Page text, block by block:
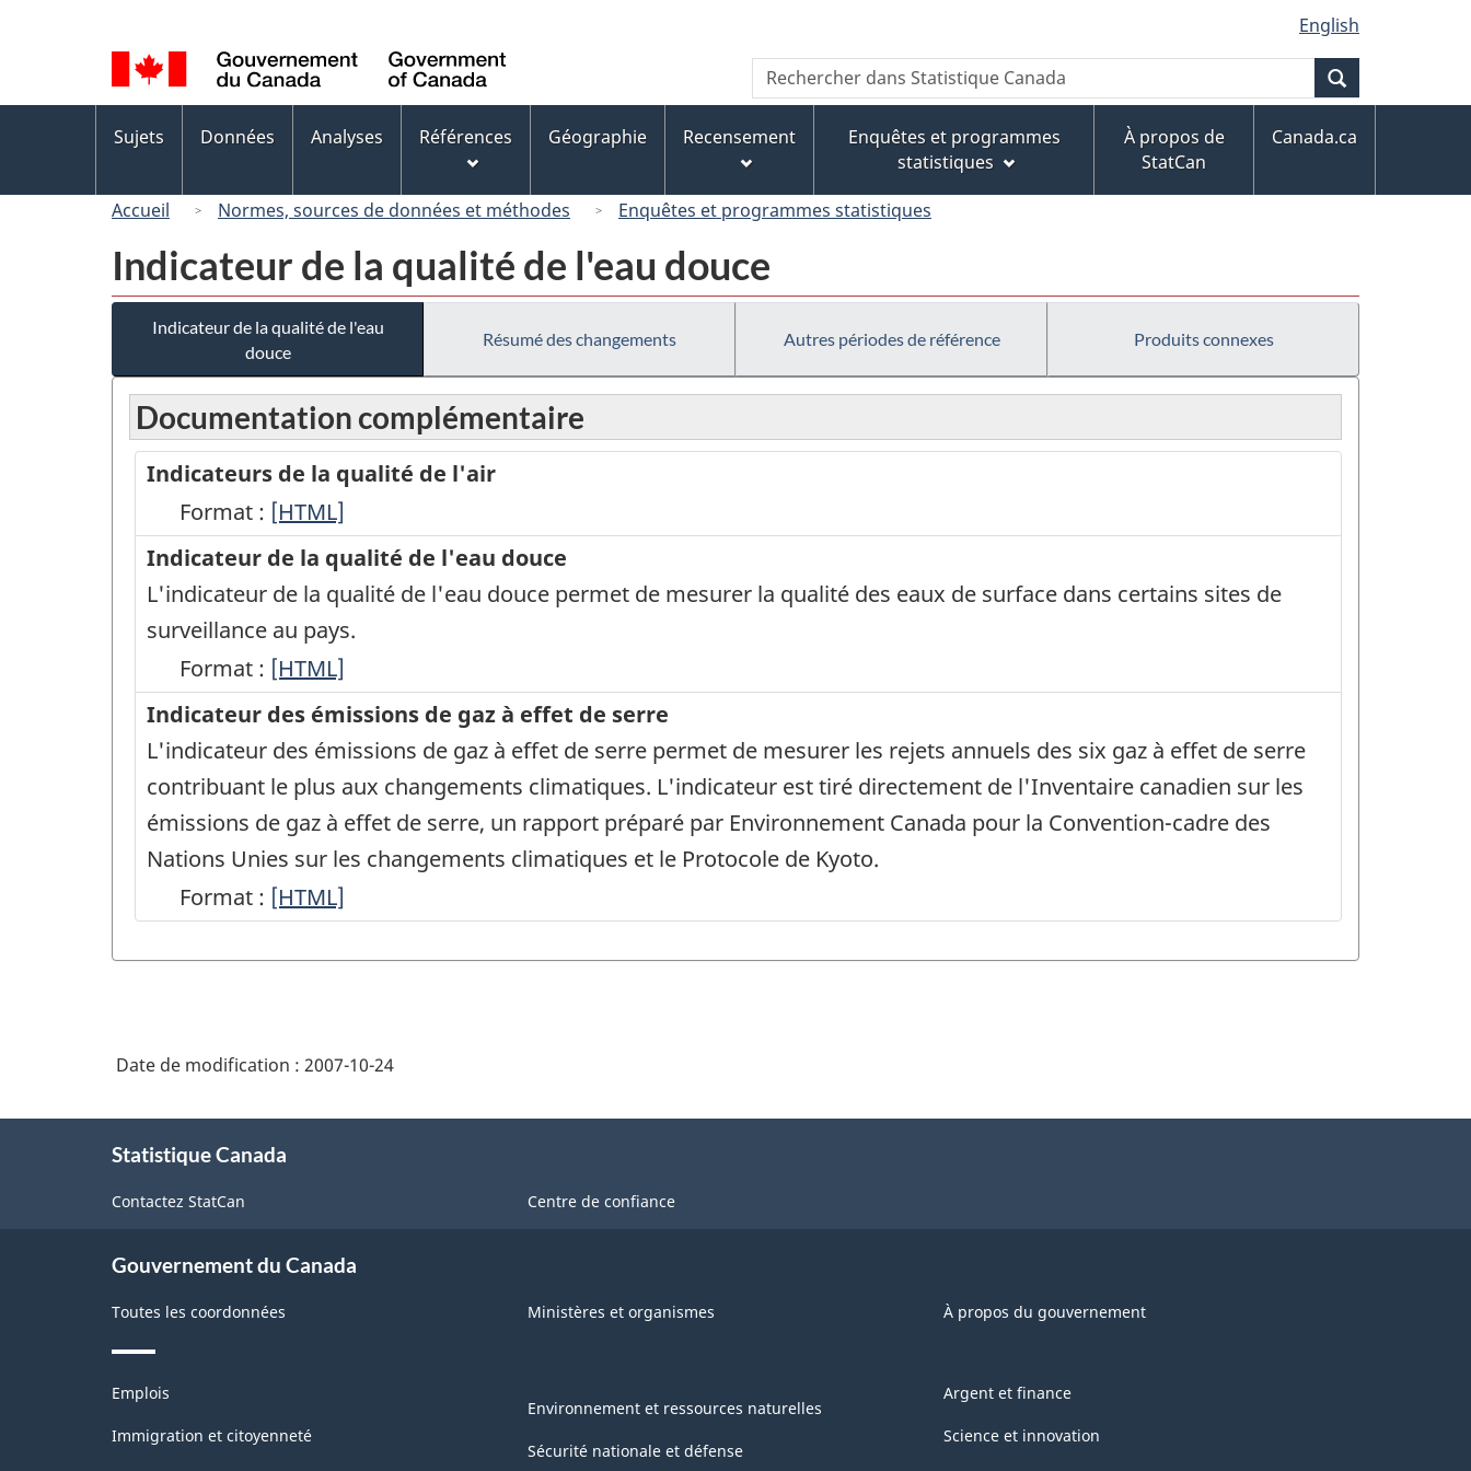
au
contenu
principal
« À
propos
de
ce
version
HTML
simplifiée
de
la
langue
English
Canada
Recherche
Rechercher
dans
Canada
des
Sujets Données Analyses Références Géographie Recensement
Enquêtes et programmes
statistiques
À propos de
StatCan
Canada.ca
Accueil Normes, sources de données et méthodes Enquêtes et programmes statistiques
Indicateur de la qualité de l'eau douce
Indicateur de la qualité de l'eau
douce
Résumé des changements Autres périodes de référence Produits connexes
Documentation complémentaire
Indicateurs de la qualité de l'air
Format : Indicateurs
de
la
qualité
de
l'air
-
HTML
[HTML]
Indicateur de la qualité de l'eau douce
L'indicateur de la qualité de l'eau douce permet de mesurer la qualité des eaux de surface dans certains sites de
surveillance au pays.
Format : Indicateur
de
la
qualité
de
l'eau
douce
-
HTML
[HTML]
Indicateur des émissions de gaz à effet de serre
L'indicateur des émissions de gaz à effet de serre permet de mesurer les rejets annuels des six gaz à effet de serre
contribuant le plus aux changements climatiques. L'indicateur est tiré directement de l'Inventaire canadien sur les
émissions de gaz à effet de serre, un rapport préparé par Environnement Canada pour la Convention-cadre des
Nations Unies sur les changements climatiques et le Protocole de Kyoto.
Format : Indicateur
émissions
à
effet
de
HTML
[HTML]
Date de modification : 2007-10-24
Statistique Canada
Contactez StatCan Centre de confiance
Gouvernement du Canada
Toutes les coordonnées Ministères et organismes À propos du gouvernement
Thèmes
sujets
Emplois
Immigration et citoyenneté
Environnement et ressources naturelles
Sécurité nationale et défense
Argent et finance
Science et innovation